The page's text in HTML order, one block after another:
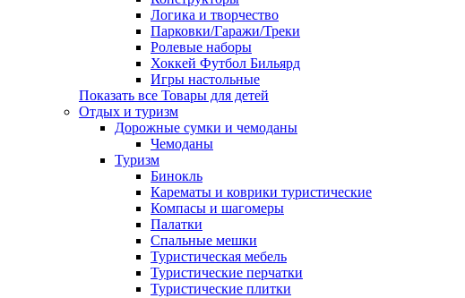
Логика и творчество
Парковки/Гаражи/Треки
Ролевые наборы
Хоккей Футбол Бильярд
Игры настольные
Показать все Товары для детей
Отдых и туризм
Дорожные сумки и чемоданы
Чемоданы
Туризм
Бинокль
Карематы и коврики туристические
Компасы и шагомеры
Палатки
Спальные мешки
Туристическая мебель
Туристические перчатки
Туристические плитки